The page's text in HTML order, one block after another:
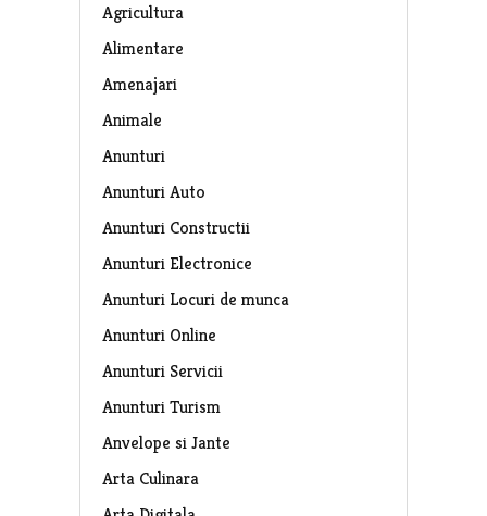
Agricultura
Alimentare
Amenajari
Animale
Anunturi
Anunturi Auto
Anunturi Constructii
Anunturi Electronice
Anunturi Locuri de munca
Anunturi Online
Anunturi Servicii
Anunturi Turism
Anvelope si Jante
Arta Culinara